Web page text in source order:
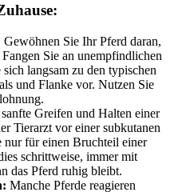
Gewöhnen Sie Ihr Pferd daran,
Sie an unempfindlichen
langsam zu den typischen
und Flanke vor. Nutzen Sie
Greifen und Halten einer
Tierarzt vor einer subkutanen
für einen Bruchteil einer
schrittweise, immer mit
das Pferd ruhig bleibt.
Manche Pferde reagieren